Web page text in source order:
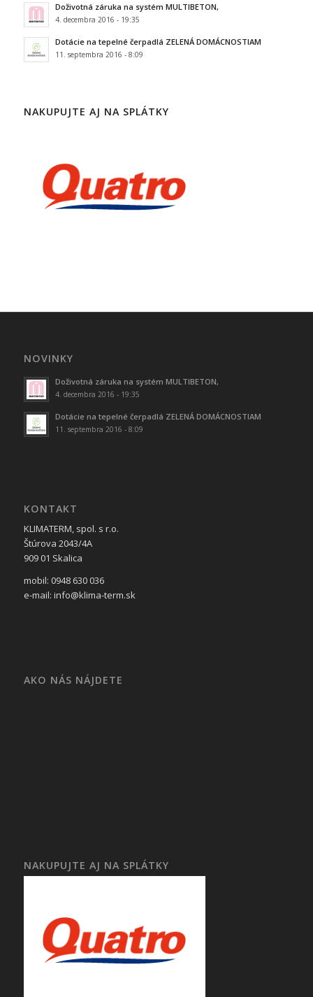
Doživotná záruka na systém MULTIBETON,
4. decembra 2016 - 19:35
Dotácie na tepelné čerpadlá ZELENÁ DOMÁCNOSTIAM
11. septembra 2016 - 8:09
NAKUPUJTE AJ NA SPLÁTKY
NOVINKY
Doživotná záruka na systém MULTIBETON,
4. decembra 2016 - 19:35
Dotácie na tepelné čerpadlá ZELENÁ DOMÁCNOSTIAM
11. septembra 2016 - 8:09
KONTAKT
KLIMATERM, spol. s r.o.
Štúrova 2043/4A
909 01 Skalica
mobil: 0948 630 036
e-mail: info@klima-term.sk
AKO NÁS NÁJDETE
NAKUPUJTE AJ NA SPLÁTKY